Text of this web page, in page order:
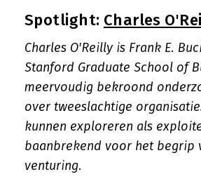
Spotlight: Charles
Charles O'Reilly is Frank E.
Stanford Graduate School of
meervoudig bekroond
over tweeslachtige
kunnen exploreren als
baanbrekend voor het begrip
venturing.